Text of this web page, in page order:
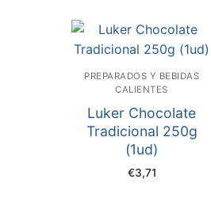
PREPARADOS Y BEBIDAS
CALIENTES
Luker Chocolate
Tradicional 250g
(1ud)
€3,71